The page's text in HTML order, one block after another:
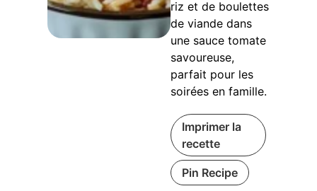
soirées en famille.
recette
Pin Recipe
Temps de préparation
minutes
min
Temps de cuisson